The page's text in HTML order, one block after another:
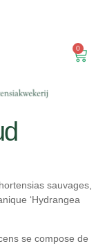
0
sauvages,
‘Hydrangea
se compose de